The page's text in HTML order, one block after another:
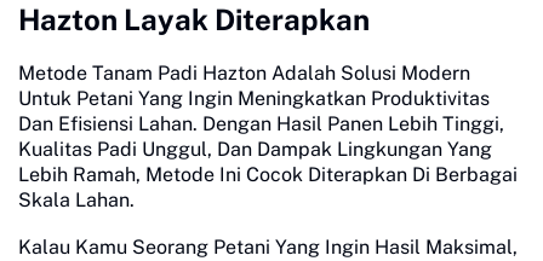
Hazton Layak Diterapkan
Metode Tanam Padi Hazton Adalah Solusi Modern
Untuk Petani Yang Ingin Meningkatkan Produktivitas
Dan Efisiensi Lahan. Dengan Hasil Panen Lebih Tinggi,
Kualitas Padi Unggul, Dan Dampak Lingkungan Yang
Lebih Ramah, Metode Ini Cocok Diterapkan Di Berbagai
Skala Lahan.
Kalau Kamu Seorang Petani Yang Ingin Hasil Maksimal,